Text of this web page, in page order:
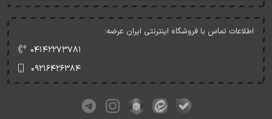
اطلاعات تماس با فروشگاه اینترنتی ایران عرضه:
۰۴۱۴۲۲۷۳۷۸۱
۰۹۲۱۶۴۲۶۳۸۴